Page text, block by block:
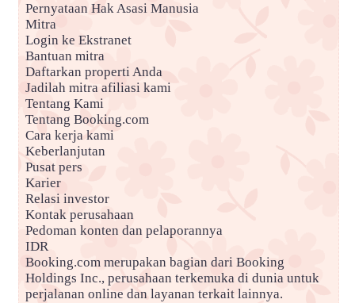
Pernyataan Hak Asasi Manusia
Mitra
Login ke Ekstranet
Bantuan mitra
Daftarkan properti Anda
Jadilah mitra afiliasi kami
Tentang Kami
Tentang Booking.com
Cara kerja kami
Keberlanjutan
Pusat pers
Karier
Relasi investor
Kontak perusahaan
Pedoman konten dan pelaporannya
IDR
Booking.com merupakan bagian dari Booking
Holdings Inc., perusahaan terkemuka di dunia untuk
perjalanan online dan layanan terkait lainnya.